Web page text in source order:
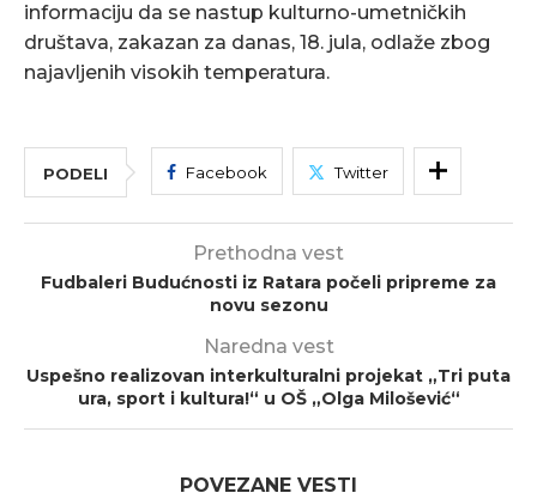
informaciju da se nastup kulturno-umetničkih
društava, zakazan za danas, 18. jula, odlaže zbog
najavljenih visokih temperatura.
PODELI Facebook Twitter
Prethodna vest
Fudbaleri Budućnosti iz Ratara počeli pripreme za
novu sezonu
Naredna vest
Uspešno realizovan interkulturalni projekat „Tri puta
ura, sport i kultura!“ u OŠ „Olga Milošević“
POVEZANE VESTI